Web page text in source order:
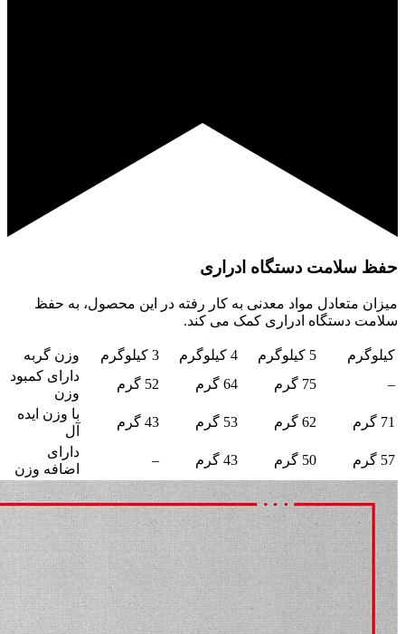
حفظ سلامت دستگاه ادراری
میزان متعادل مواد معدنی به کار رفته در این محصول، به حفظ
سلامت دستگاه ادراری کمک می کند.
کیلوگرم 5 کیلوگرم 4 کیلوگرم 3 کیلوگرم
وزن گربه
–
75 گرم 64 گرم 52 گرم
دارای کمبود
وزن
71 گرم
62 گرم 53 گرم 43 گرم
با وزن ایده
آل
57 گرم
50 گرم 43 گرم –
دارای
اضافه وزن